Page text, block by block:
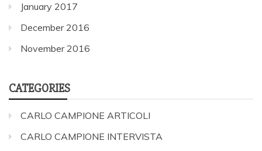
January 2017
December 2016
November 2016
CATEGORIES
CARLO CAMPIONE ARTICOLI
CARLO CAMPIONE INTERVISTA